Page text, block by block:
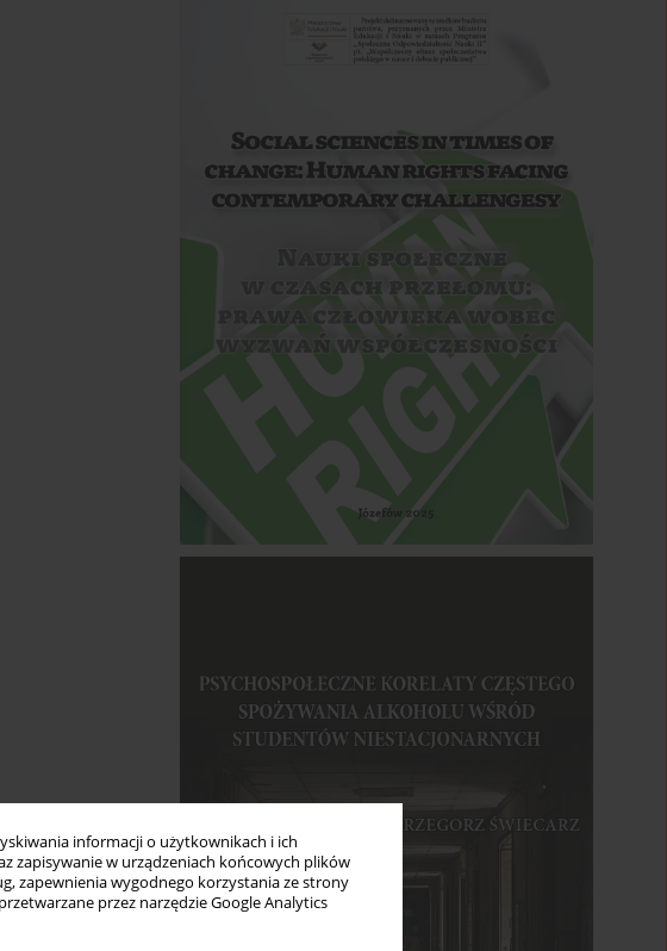
informacji o użytkownikach i ich
zapisywanie w urządzeniach końcowych plików
zapewnienia wygodnego korzystania ze strony
przez narzędzie Google Analytics